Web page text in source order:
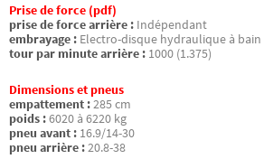
Prise de force (pdf)
prise de force arrière : Indépendant
embrayage : Electro-disque hydraulique à bain
tour par minute arrière : 1000 (1.375)
Dimensions et pneus
empattement :285 cm
poids :6020 à 6220 kg
pneu avant : 16.9/14-30
pneu arrière :20.8-38